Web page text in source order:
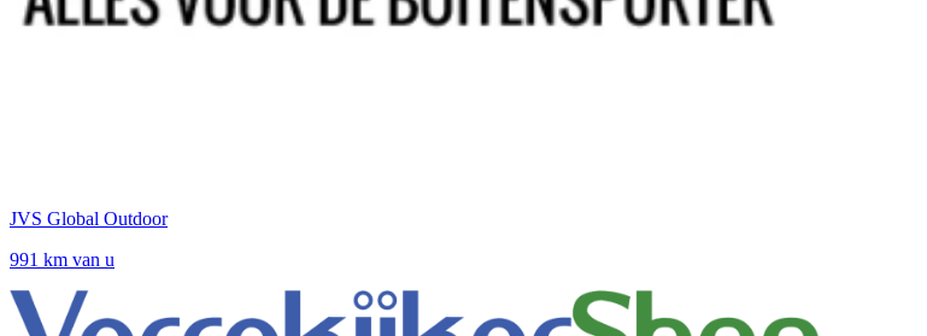
JVS Global Outdoor
991 km van u